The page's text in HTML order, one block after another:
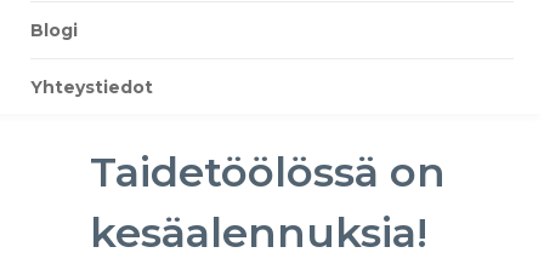
Blogi
Yhteystiedot
Taidetöölössä on
kesäalennuksia!